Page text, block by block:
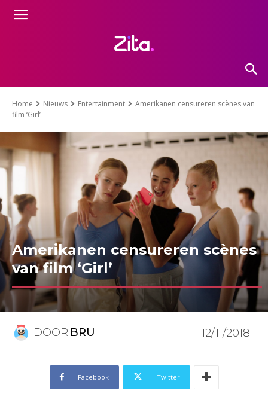
Home Nieuws Entertainment
Amerikanen censureren scènes van
film ‘Girl’
Amerikanen censureren scènes
van film ‘Girl’
DOOR BRU 12/11/2018
Facebook Twitter